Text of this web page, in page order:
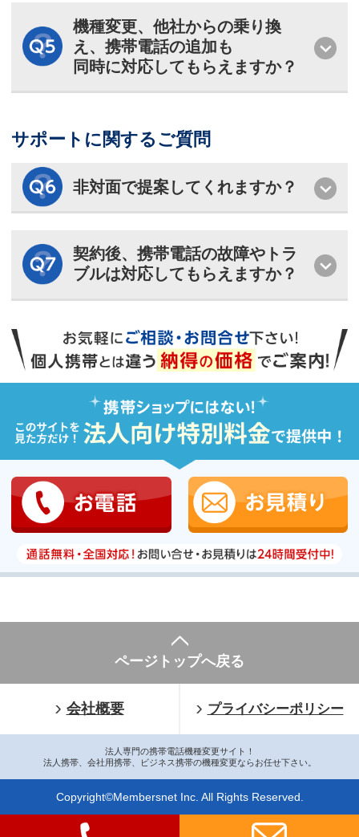
機種変更、他社からの乗り換
え、携帯電話の追加も
同時に対応してもらえますか？
サポートに関するご質問
非対面で提案してくれますか？
契約後、携帯電話の故障やトラ
ブルは対応してもらえますか？
ページトップへ戻る
会社概要 プライバシーポリシー
法人専門の携帯電話機種変更サイト！
法人携帯、会社用携帯、ビジネス携帯の機種変更ならお任せ下さい。
Copyright©Membersnet Inc. All Rights Reserved.